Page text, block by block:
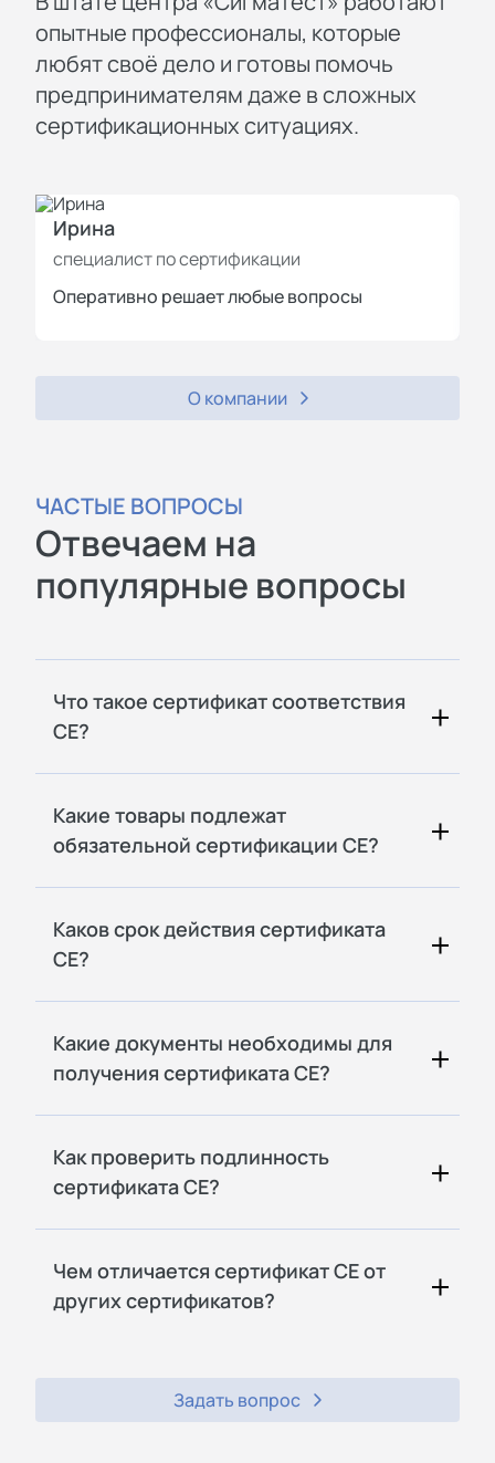
опытные профессионалы, которые
любят своё дело и готовы помочь
предпринимателям даже в сложных
сертификационных ситуациях.
Ирина
специалист по сертификации
Оперативно решает любые вопросы
О компании
ЧАСТЫЕ ВОПРОСЫ
Отвечаем на
популярные вопросы
Что такое сертификат соответствия
CE?
Какие товары подлежат
обязательной сертификации CE?
Каков срок действия сертификата
CE?
Какие документы необходимы для
получения сертификата CE?
Как проверить подлинность
сертификата CE?
Чем отличается сертификат CE от
других сертификатов?
Задать вопрос